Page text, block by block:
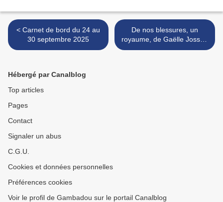
< Carnet de bord du 24 au
30 septembre 2025
De nos blessures, un
royaume, de Gaëlle Josse.
>
Hébergé par Canalblog
Top articles
Pages
Contact
Signaler un abus
C.G.U.
Cookies et données personnelles
Préférences cookies
Voir le profil de Gambadou sur le portail Canalblog